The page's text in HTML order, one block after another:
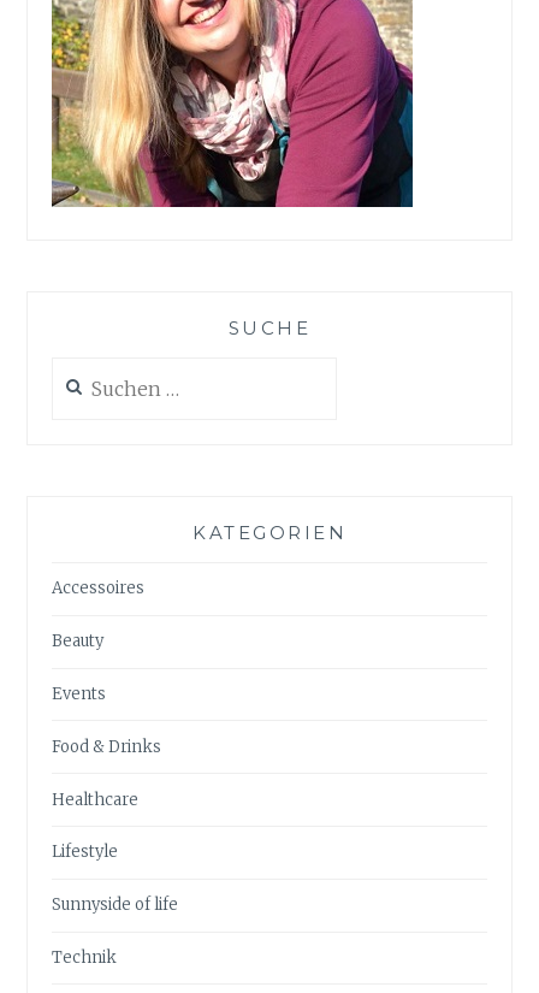
SUCHE
nach:
KATEGORIEN
Accessoires
Beauty
Events
Food & Drinks
Healthcare
Lifestyle
Sunnyside of life
Technik